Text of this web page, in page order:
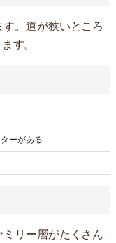
。道が狭いところ
す。
ーがある
リー層がたくさん